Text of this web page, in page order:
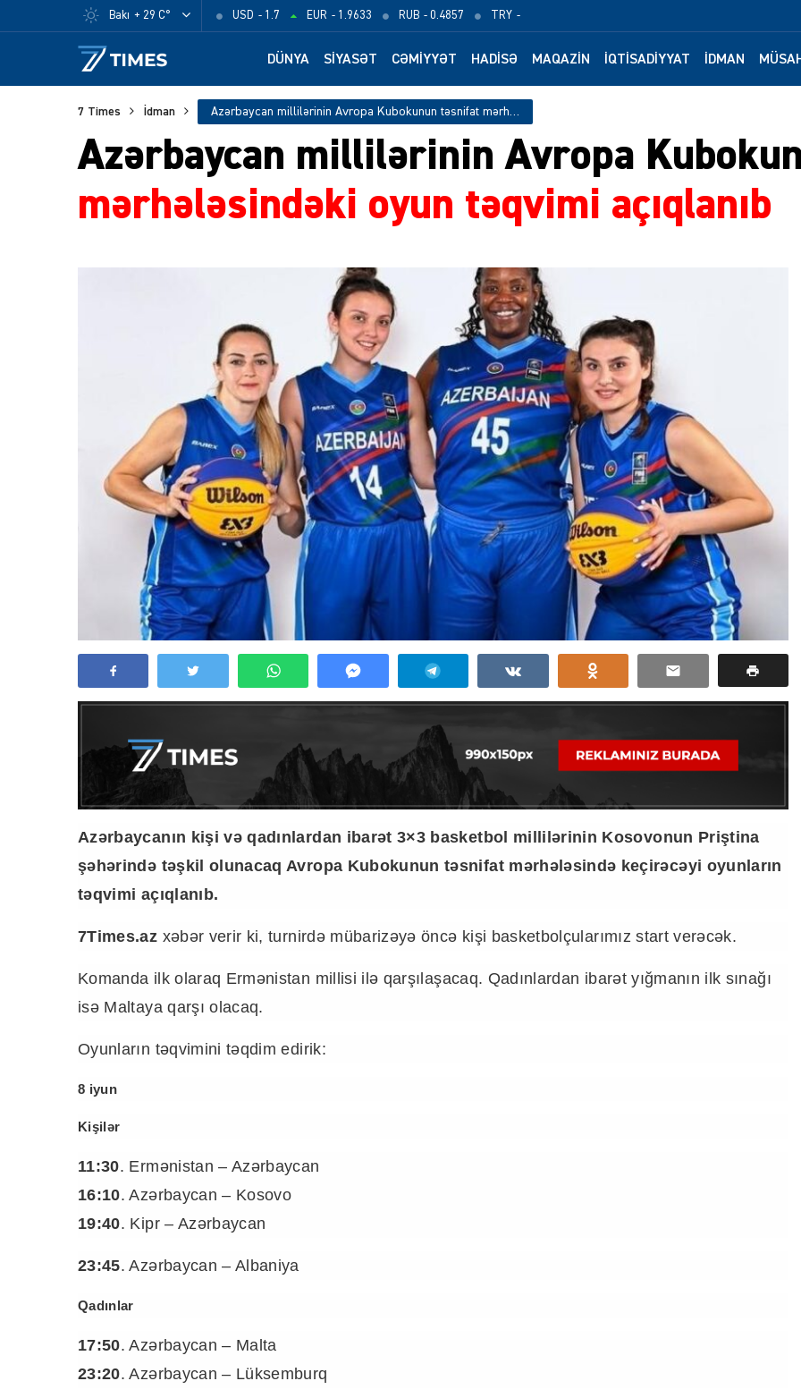
Bakı + 29 C° USD - 1.7 EUR - 1.9633 RUB - 0.4857 TRY -
DÜNYA SIYASƏT CƏMIYYƏT HADISƏ MAQAZIN İQTISADIYYAT İDMAN
7 Times İdman Azərbaycan millilərinin Avropa Kubokunun təsnifat mərhələsindəki oyun təqvimi açıqlanıb
Azərbaycan millilərinin Avropa
mərhələsindəki oyun təqvimi açıqlanıb
Azərbaycanın kişi və qadınlardan ibarət 3×3 basketbol millilərinin Kosovonun Priştina
şəhərində təşkil olunacaq Avropa Kubokunun təsnifat mərhələsində keçirəcəyi oyunların
təqvimi açıqlanıb.
7Times.az xəbər verir ki, turnirdə mübarizəyə öncə kişi basketbolçularımız start verəcək.
Komanda ilk olaraq Ermənistan millisi ilə qarşılaşacaq. Qadınlardan ibarət yığmanın ilk sınağı
isə Maltaya qarşı olacaq.
Oyunların təqvimini təqdim edirik:
8 iyun
Kişilər
11:30. Ermənistan – Azərbaycan
16:10. Azərbaycan – Kosovo
19:40. Kipr – Azərbaycan
23:45. Azərbaycan – Albaniya
Qadınlar
17:50. Azərbaycan – Malta
23:20. Azərbaycan – Lüksemburq